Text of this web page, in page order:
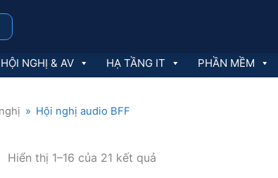
HỘI NGHỊ & AV HẠ TẦNG IT PHẦN MỀM
» Hội nghị audio BFF
Hiển thị 1–16 của 21 kết quả